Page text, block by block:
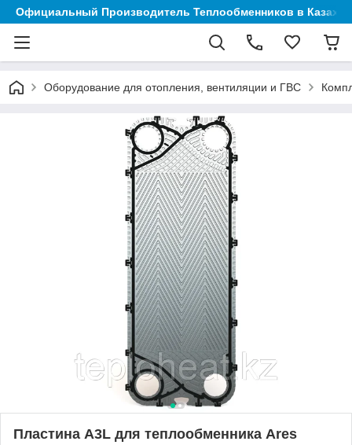
Официальный Производитель Теплообменников в
Оборудование для отопления, вентиляции и ГВС
Пластина A3L для теплообменника Ares